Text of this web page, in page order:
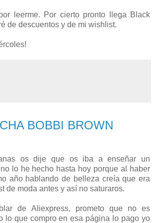
leerme. Por cierto pronto llega Black
de descuentos y de mi wishlist.
BOBBI BROWN
os dije que os iba a enseñar un
lo he hecho hasta hoy porque al haber
año hablando de belleza creía que era
de moda antes y así no saturaros.
de Aliexpress, prometo que no es
lo que compro en esa página lo pago yo